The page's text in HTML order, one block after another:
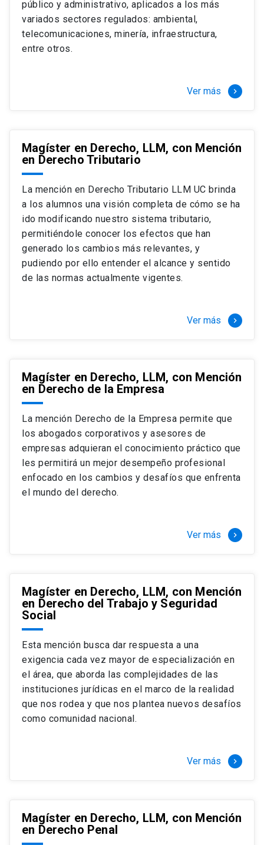
Si optas por la modalidad Full Time:
El LLM UC Full Time es una versión del programa
destinado principalmente a extranjeros, que permite
necesidades y expectativas profesionales, eligiendo
completamente al programa o compatibilizarás un
estudio intenso y exigente, con una muy baja carga
laboral, de marzo a noviembre, para dedicarte
completamente a la actividad de graduación de
diciembre a marzo.
2 cursos mínimos (10 créditos) Primer
semestre
+ 5 cursos a elección (50 créditos) Primer
semestre
+ 4 cursos a elección (40 créditos)
tres meses a tiempo completo (20
Juan Ignacio Piña Rochefort
Director Magíster en Derecho, LLM UC
público y administrativo, aplicados a los más
variados sectores regulados: ambiental,
telecomunicaciones, minería, infraestructura,
entre otros.
Ver más keyboard_arrow_right
Magíster en Derecho, LLM, con Mención
en Derecho Tributario
La mención en Derecho Tributario LLM UC brinda
a los alumnos una visión completa de cómo se ha
ido modificando nuestro sistema tributario,
permitiéndole conocer los efectos que han
generado los cambios más relevantes, y
pudiendo por ello entender el alcance y sentido
de las normas actualmente vigentes.
Ver más keyboard_arrow_right
Magíster en Derecho, LLM, con Mención
en Derecho de la Empresa
La mención Derecho de la Empresa permite que
los abogados corporativos y asesores de
empresas adquieran el conocimiento práctico que
les permitirá un mejor desempeño profesional
enfocado en los cambios y desafíos que enfrenta
el mundo del derecho.
Ver más keyboard_arrow_right
Magíster en Derecho, LLM, con Mención
en Derecho del Trabajo y Seguridad
Social
Esta mención busca dar respuesta a una
exigencia cada vez mayor de especialización en
el área, que aborda las complejidades de las
instituciones jurídicas en el marco de la realidad
que nos rodea y que nos plantea nuevos desafíos
como comunidad nacional.
Ver más keyboard_arrow_right
Magíster en Derecho, LLM, con Mención
en Derecho Penal